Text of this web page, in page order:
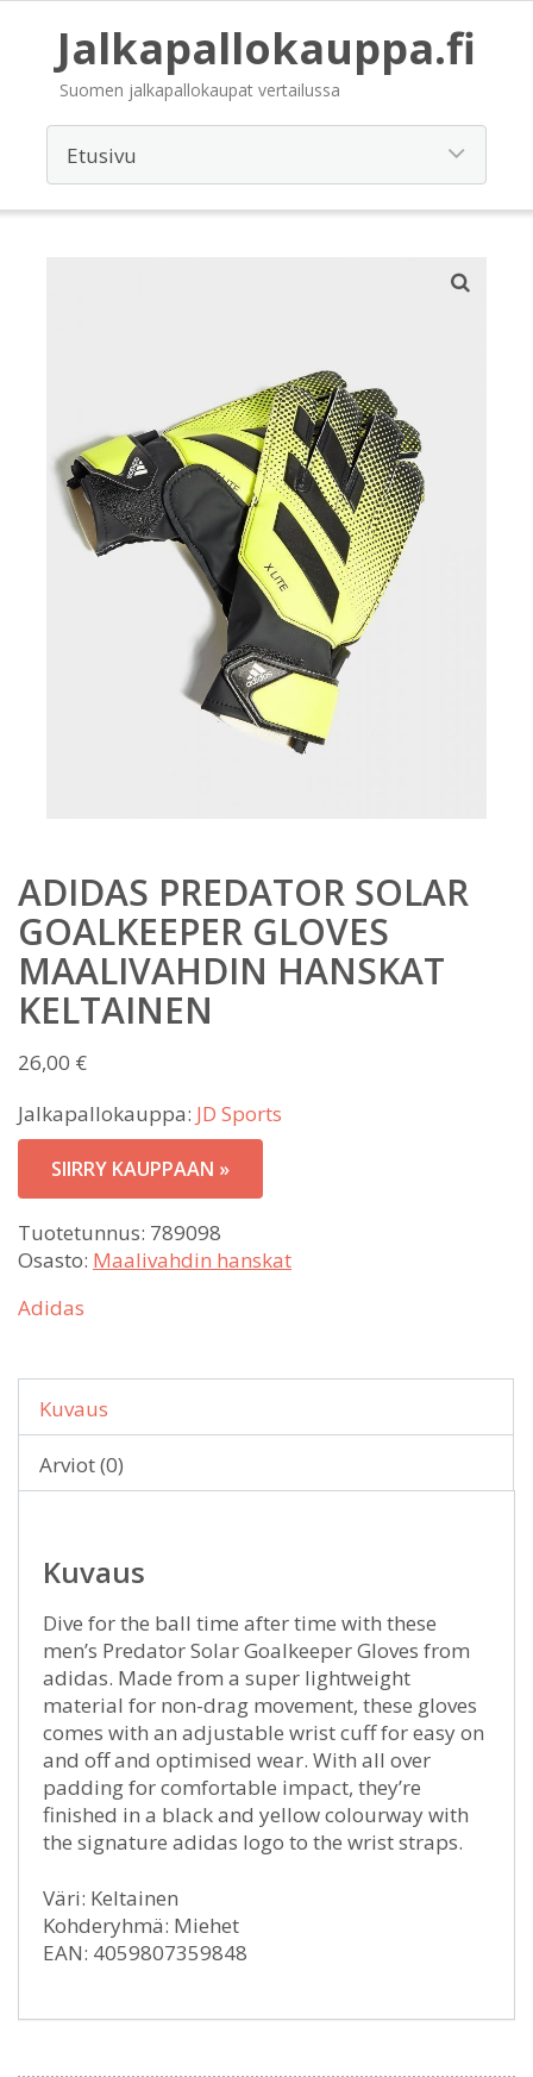
Jalkapallokauppa.fi
Suomen jalkapallokaupat vertailussa
ADIDAS PREDATOR SOLAR
GOALKEEPER GLOVES
MAALIVAHDIN HANSKAT
KELTAINEN
26,00 €
Jalkapallokauppa: JD Sports
SIIRRY KAUPPAAN »
Tuotetunnus: 789098
Osasto: Maalivahdin hanskat
Adidas
Kuvaus
Arviot (0)
Kuvaus
Dive for the ball time after time with these
men’s Predator Solar Goalkeeper Gloves from
adidas. Made from a super lightweight
material for non-drag movement, these gloves
comes with an adjustable wrist cuff for easy on
and off and optimised wear. With all over
padding for comfortable impact, they’re
finished in a black and yellow colourway with
the signature adidas logo to the wrist straps.
Väri: Keltainen
Kohderyhmä: Miehet
EAN: 4059807359848